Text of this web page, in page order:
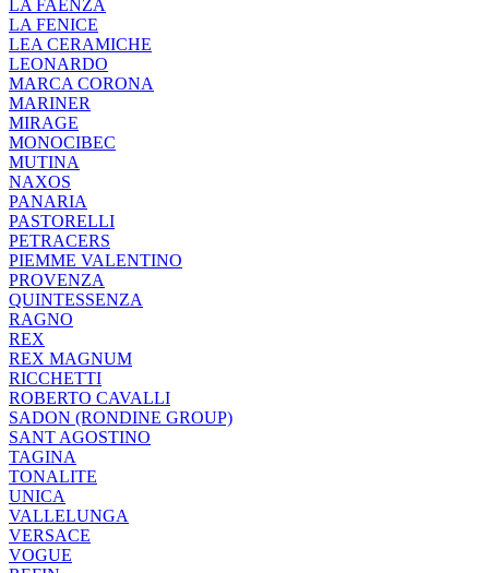
LA FAENZA
LA FENICE
LEA CERAMICHE
LEONARDO
MARCA CORONA
MARINER
MIRAGE
MONOCIBEC
MUTINA
NAXOS
PANARIA
PASTORELLI
PETRACERS
PIEMME VALENTINO
PROVENZA
QUINTESSENZA
RAGNO
REX
REX MAGNUM
RICCHETTI
ROBERTO CAVALLI
SADON (RONDINE GROUP)
SANT AGOSTINO
TAGINA
TONALITE
UNICA
VALLELUNGA
VERSACE
VOGUE